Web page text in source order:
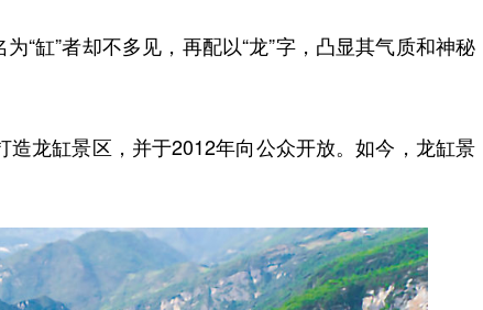
缸”者却不多见，再配以“龙”字，凸显其气质和神秘
龙缸景区，并于2012年向公众开放。如今，龙缸景